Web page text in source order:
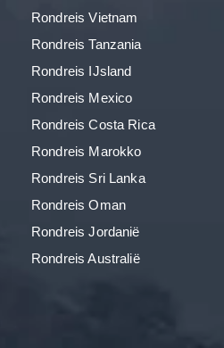
Rondreis Vietnam
Rondreis Tanzania
Rondreis IJsland
Rondreis Mexico
Rondreis Costa Rica
Rondreis Marokko
Rondreis Sri Lanka
Rondreis Oman
Rondreis Jordanië
Rondreis Australië